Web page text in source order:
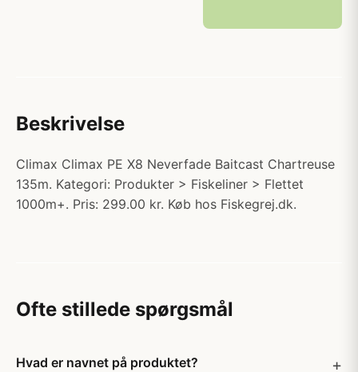
Beskrivelse
Climax Climax PE X8 Neverfade Baitcast Chartreuse
135m. Kategori: Produkter > Fiskeliner > Flettet
1000m+. Pris: 299.00 kr. Køb hos Fiskegrej.dk.
Ofte stillede spørgsmål
Hvad er navnet på produktet?